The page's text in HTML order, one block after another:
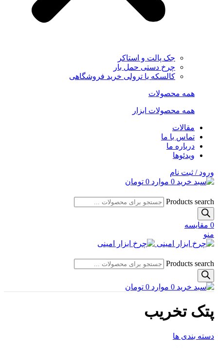
جک پالت و استاکر
چرخ دستی حمل بار
کالسکه یا ترولی خرید فروشگاهی
همه محصولات
همه محصولات ابزار
مقالات
تماس با ما
درباره ما
ویدئوها
ورود / ثبت نام
0 موارد 0 تومان
Products search
0 مقایسه
منو
Products search
0 موارد 0 تومان
پتک تخریب
دسته بندی ها